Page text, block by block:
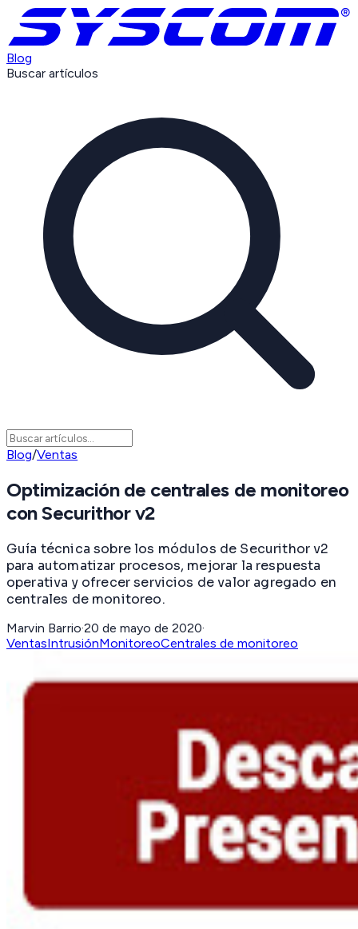
Blog
Buscar artículos
Blog/Ventas
Optimización de centrales de monitoreo
con Securithor v2
Guía técnica sobre los módulos de Securithor v2
para automatizar procesos, mejorar la respuesta
operativa y ofrecer servicios de valor agregado en
centrales de monitoreo.
Marvin Barrio·20 de mayo de 2020·
VentasIntrusiónMonitoreoCentrales de monitoreo